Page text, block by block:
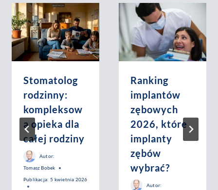
Stomatolog
rodzinny:
kompleksow
a opieka dla
całej rodziny
Autor:
Tomasz Bobek
Publikacja: 5 kwietnia 2026
Ranking
implantów
zębowych
2026, które
implanty
zębów
wybrać?
Autor: